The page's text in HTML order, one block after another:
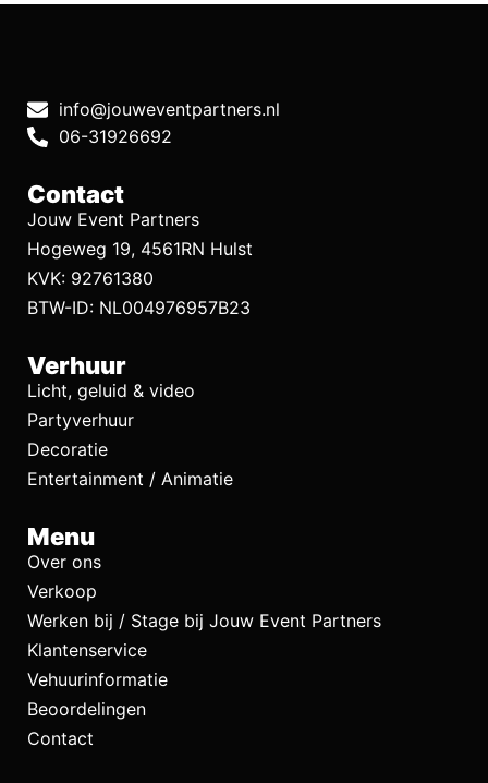
info@jouweventpartners.nl
06-31926692
Contact
Jouw Event Partners
Hogeweg 19, 4561RN Hulst
KVK: 92761380
BTW-ID: NL004976957B23
Verhuur
Licht, geluid & video
Partyverhuur
Decoratie
Entertainment / Animatie
Menu
Over ons
Verkoop
Werken bij / Stage bij Jouw Event Partners
Klantenservice
Vehuurinformatie
Beoordelingen
Contact